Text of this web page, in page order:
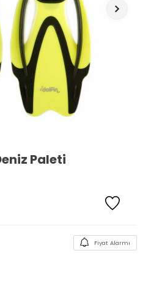
Paleti
Fiyat Alarmı